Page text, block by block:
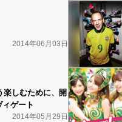
2014年06月03日
楽しむために、開
ゲート
2014年05月29日